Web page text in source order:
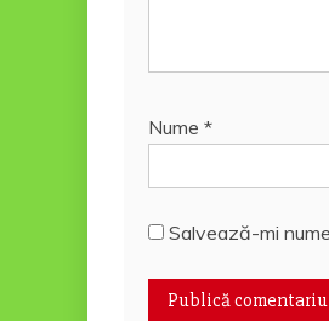
Nume *
Salvează-mi